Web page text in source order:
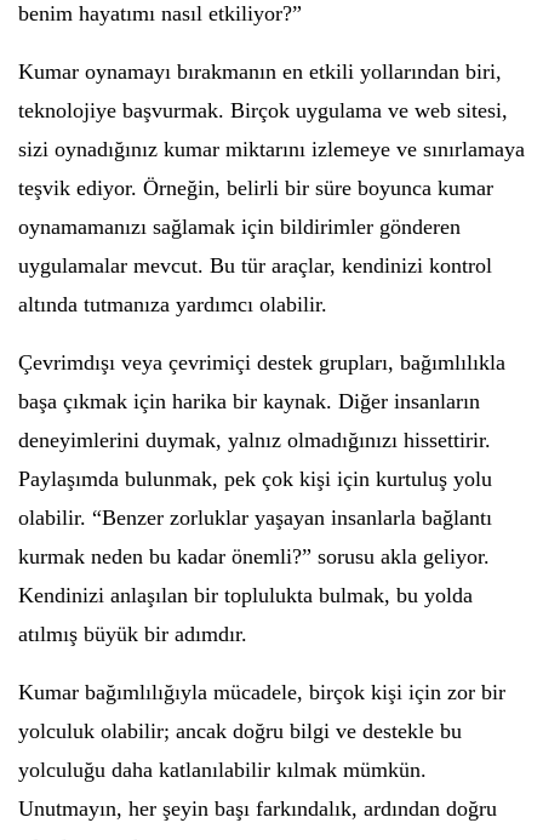
benim hayatımı nasıl etkiliyor?”
Kumar oynamayı bırakmanın en etkili yollarından biri,
teknolojiye başvurmak. Birçok uygulama ve web sitesi,
sizi oynadığınız kumar miktarını izlemeye ve sınırlamaya
teşvik ediyor. Örneğin, belirli bir süre boyunca kumar
oynamamanızı sağlamak için bildirimler gönderen
uygulamalar mevcut. Bu tür araçlar, kendinizi kontrol
altında tutmanıza yardımcı olabilir.
Çevrimdışı veya çevrimiçi destek grupları, bağımlılıkla
başa çıkmak için harika bir kaynak. Diğer insanların
deneyimlerini duymak, yalnız olmadığınızı hissettirir.
Paylaşımda bulunmak, pek çok kişi için kurtuluş yolu
olabilir. “Benzer zorluklar yaşayan insanlarla bağlantı
kurmak neden bu kadar önemli?” sorusu akla geliyor.
Kendinizi anlaşılan bir toplulukta bulmak, bu yolda
atılmış büyük bir adımdır.
Kumar bağımlılığıyla mücadele, birçok kişi için zor bir
yolculuk olabilir; ancak doğru bilgi ve destekle bu
yolculuğu daha katlanılabilir kılmak mümkün.
Unutmayın, her şeyin başı farkındalık, ardından doğru